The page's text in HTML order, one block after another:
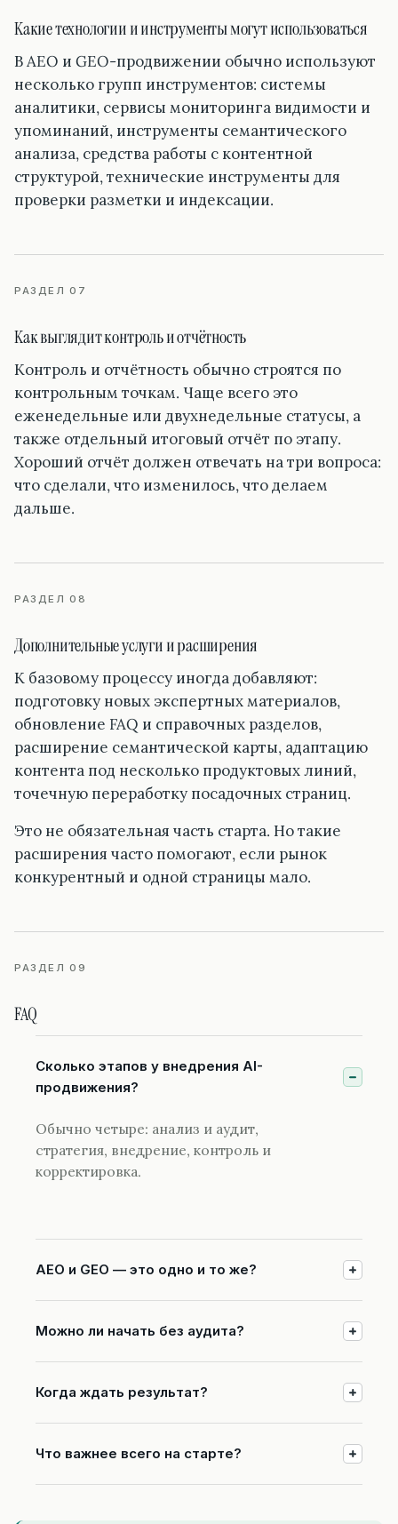
Какие технологии и инструменты могут использоваться
В AEO и GEO-продвижении обычно используют
несколько групп инструментов: системы
аналитики, сервисы мониторинга видимости и
упоминаний, инструменты семантического
анализа, средства работы с контентной
структурой, технические инструменты для
проверки разметки и индексации.
РАЗДЕЛ 07
Как выглядит контроль и отчётность
Контроль и отчётность обычно строятся по
контрольным точкам. Чаще всего это
еженедельные или двухнедельные статусы, а
также отдельный итоговый отчёт по этапу.
Хороший отчёт должен отвечать на три вопроса:
что сделали, что изменилось, что делаем
дальше.
РАЗДЕЛ 08
Дополнительные услуги и расширения
К базовому процессу иногда добавляют:
подготовку новых экспертных материалов,
обновление FAQ и справочных разделов,
расширение семантической карты, адаптацию
контента под несколько продуктовых линий,
точечную переработку посадочных страниц.
Это не обязательная часть старта. Но такие
расширения часто помогают, если рынок
конкурентный и одной страницы мало.
РАЗДЕЛ 09
FAQ
Сколько этапов у внедрения AI-
продвижения?
Обычно четыре: анализ и аудит,
стратегия, внедрение, контроль и
корректировка.
AEO и GEO — это одно и то же?
Можно ли начать без аудита?
Когда ждать результат?
Что важнее всего на старте?